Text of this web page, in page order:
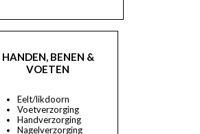
HANDEN, BENEN &
VOETEN
Eelt/likdoorn
Voetverzorging
Handverzorging
Nagelverzorging